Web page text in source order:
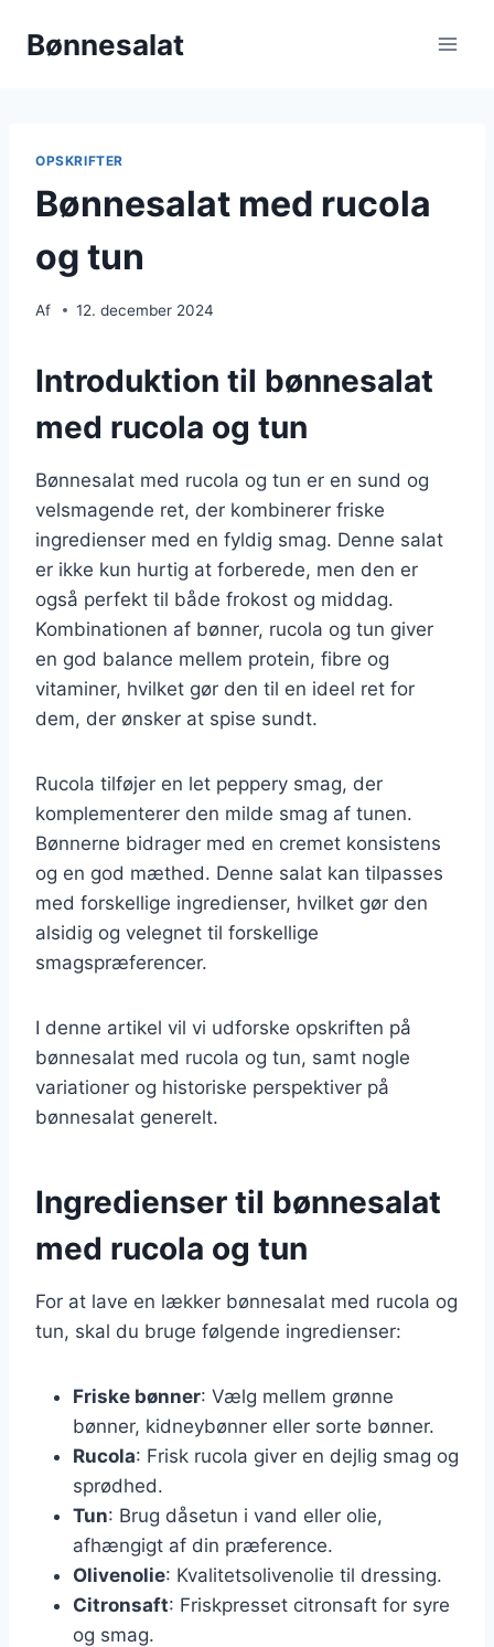
Bønnesalat
OPSKRIFTER
Bønnesalat med rucola
og tun
Af 12. december 2024
Introduktion til bønnesalat
med rucola og tun
Bønnesalat med rucola og tun er en sund og
velsmagende ret, der kombinerer friske
ingredienser med en fyldig smag. Denne salat
er ikke kun hurtig at forberede, men den er
også perfekt til både frokost og middag.
Kombinationen af bønner, rucola og tun giver
en god balance mellem protein, fibre og
vitaminer, hvilket gør den til en ideel ret for
dem, der ønsker at spise sundt.
Rucola tilføjer en let peppery smag, der
komplementerer den milde smag af tunen.
Bønnerne bidrager med en cremet konsistens
og en god mæthed. Denne salat kan tilpasses
med forskellige ingredienser, hvilket gør den
alsidig og velegnet til forskellige
smagspræferencer.
I denne artikel vil vi udforske opskriften på
bønnesalat med rucola og tun, samt nogle
variationer og historiske perspektiver på
bønnesalat generelt.
Ingredienser til bønnesalat
med rucola og tun
For at lave en lækker bønnesalat med rucola og
tun, skal du bruge følgende ingredienser:
Friske bønner: Vælg mellem grønne
bønner, kidneybønner eller sorte bønner.
Rucola: Frisk rucola giver en dejlig smag og
sprødhed.
Tun: Brug dåsetun i vand eller olie,
afhængigt af din præference.
Olivenolie: Kvalitetsolivenolie til dressing.
Citronsaft: Friskpresset citronsaft for syre
og smag.